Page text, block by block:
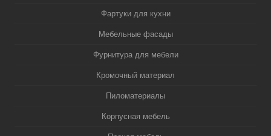
Фартуки для кухни
Мебельные фасады
Фурнитура для мебели
Кромочный материал
Пиломатериалы
Корпусная мебель